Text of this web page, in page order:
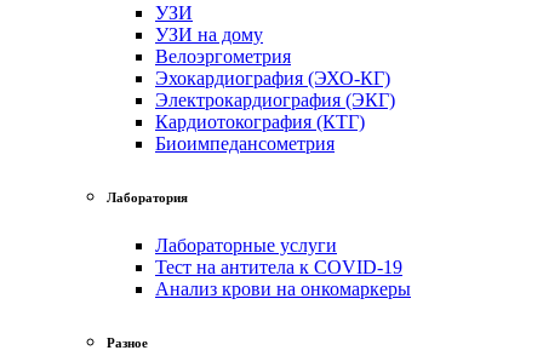
УЗИ
УЗИ на дому
Велоэргометрия
Эхокардиография (ЭХО-КГ)
Электрокардиография (ЭКГ)
Кардиотокография (КТГ)
Биоимпедансометрия
Лаборатория
Лабораторные услуги
Тест на антитела к COVID-19
Анализ крови на онкомаркеры
Разное